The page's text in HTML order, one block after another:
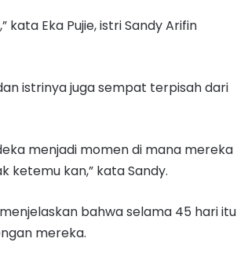
Eka Pujie, istri Sandy Arifin
istrinya juga sempat terpisah dari
menjadi momen di mana mereka
ketemu kan,” kata Sandy.
bahwa selama 45 hari itu
mereka.